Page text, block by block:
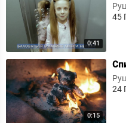
0:41
45
0:15
24